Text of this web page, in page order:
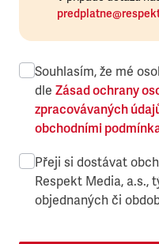
Souhlasím, že mé
dle Zásad ochrany
zpracovávaných
obchodními
Přeji si dostávat
Respekt Media, a.s.,
objednaných či